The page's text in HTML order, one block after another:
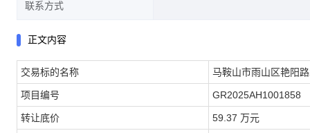
联系方式
正文内容
交易标的名称 马鞍山市雨山区艳阳
项目编号 GR2025AH1001858
转让底价 59.37 万元